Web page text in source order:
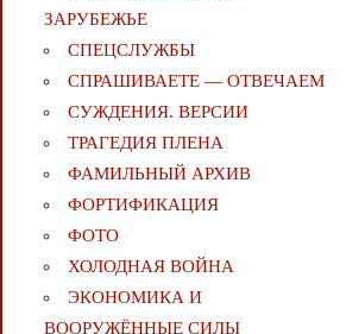
ЗАРУБЕЖЬЕ
СПЕЦСЛУЖБЫ
СПРАШИВАЕТЕ — ОТВЕЧАЕМ
СУЖДЕНИЯ. ВЕРСИИ
ТРАГЕДИЯ ПЛЕНА
ФАМИЛЬНЫЙ АРХИВ
ФОРТИФИКАЦИЯ
ФОТО
ХОЛОДНАЯ ВОЙНА
ЭКОНОМИКА И
ВООРУЖЁННЫЕ СИЛЫ